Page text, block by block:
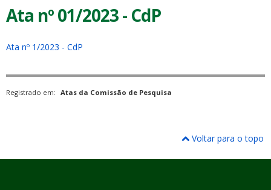
Ata nº 01/2023 - CdP
Ata nº 1/2023 - CdP
Registrado em: Atas da Comissão de Pesquisa
Voltar para o topo